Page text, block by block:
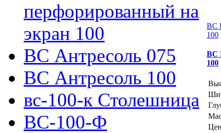
перфорированный на
экран 100
ВС Антресоль 075
ВС Антресоль 100
вс-100-к Столешница
ВС-100-Ф
ВС
100
ВС
100